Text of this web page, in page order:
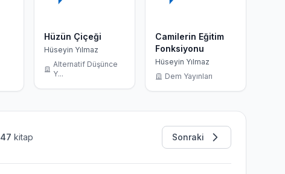
Hüzün Çiçeği
Hüseyin Yılmaz
Alternatif Düşünce
Y...
Camilerin Eğitim
Fonksiyonu
Hüseyin Yılmaz
Dem Yayınları
47 kitap Sonraki